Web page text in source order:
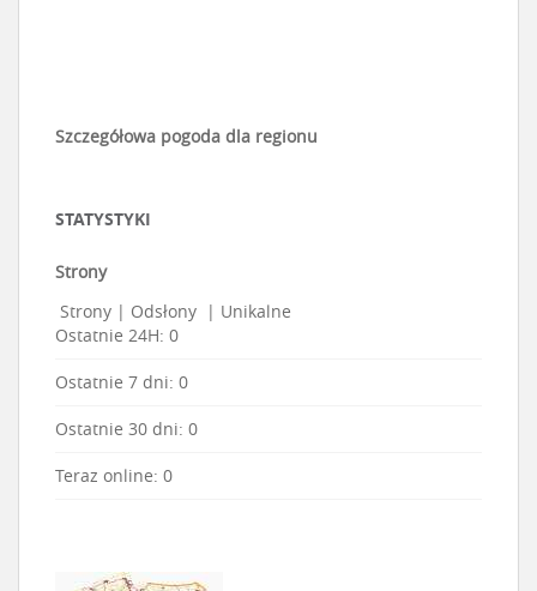
Szczegółowa pogoda dla regionu
STATYSTYKI
Strony
Strony | Odsłony | Unikalne
Ostatnie 24H: 0
Ostatnie 7 dni: 0
Ostatnie 30 dni: 0
Teraz online: 0